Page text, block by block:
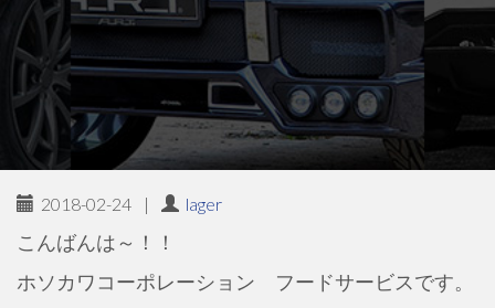
2018-02-24 | lager
こんばんは～！！
ホソカワコーポレーション フードサービスです。